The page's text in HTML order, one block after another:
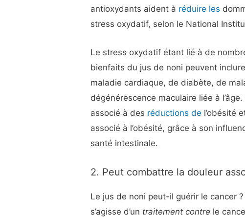
antioxydants aident à réduire les
stress oxydatif, selon le National
Le stress oxydatif étant lié à de
bienfaits du jus de noni peuvent
maladie cardiaque, de diabète, de
dégénérescence maculaire liée à
associé à des réductions de l’obésité
associé à l’obésité, grâce à son
santé intestinale.
2. Peut combattre la douleur
Le jus de noni peut-il guérir le cancer ?
s’agisse d’un traitement contre le